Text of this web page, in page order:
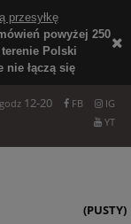
przesyłkę
powyżej 250
Polski
nie łączą się
12-20 FB
IG
YT
(PUSTY)